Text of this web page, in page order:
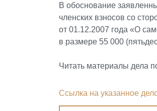
В обоснование
членских взносов со
от 01.12.2007 года «О
в размере 55 000
Читать материалы дела
Ссылка на указанное